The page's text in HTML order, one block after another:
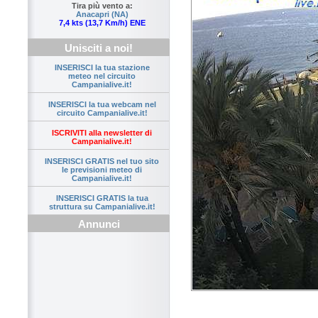
Tira più vento a:
Anacapri (NA)
7,4 kts (13,7 Km/h) ENE
Unisciti a noi!
INSERISCI la tua stazione
meteo nel circuito
Campanialive.it!
INSERISCI la tua webcam nel
circuito Campanialive.it!
ISCRIVITI alla newsletter di
Campanialive.it!
INSERISCI GRATIS nel tuo sito
le previsioni meteo di
Campanialive.it!
INSERISCI GRATIS la tua
struttura su Campanialive.it!
Annunci